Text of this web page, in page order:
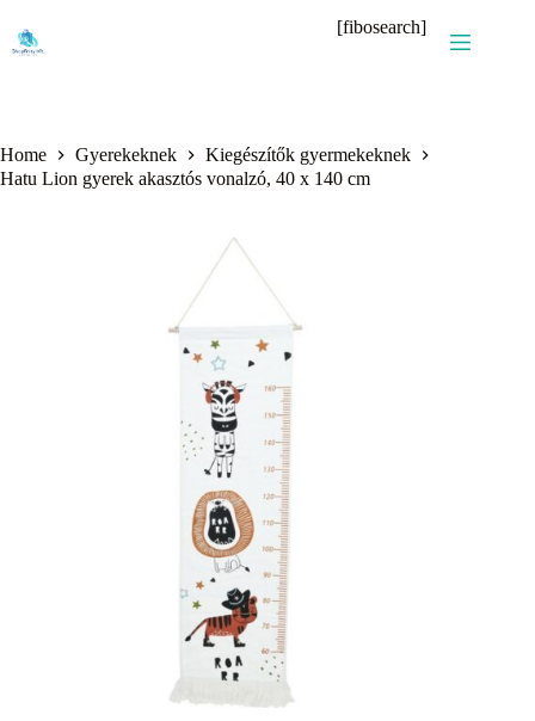
content
[fibosearch]
Home Gyerekeknek
Kiegészítők gyermekeknek
Hatu Lion gyerek akasztós vonalzó, 40 x 140 cm